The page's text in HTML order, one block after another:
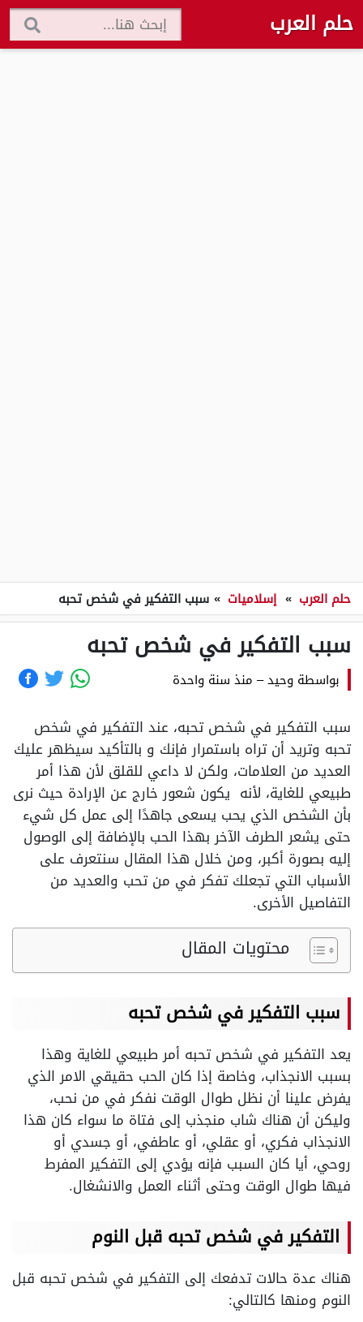
حلم العرب
حلم العرب » إسلاميات » سبب التفكير في شخص تحبه
سبب التفكير في شخص تحبه
بواسطة وحيد– منذ سنة واحدة
سبب التفكير في شخص تحبه، عند التفكير في شخص
تحبه وتريد أن تراه باستمرار فإنك و بالتأكيد سيظهر عليك
العديد من العلامات، ولكن لا داعي للقلق لأن هذا أمر
طبيعي للغاية، لأنه يكون شعور خارج عن الإرادة حيث نرى
بأن الشخص الذي يحب يسعى جاهدًا إلى عمل كل شيء
حتى يشعر الطرف الآخر بهذا الحب بالإضافة إلى الوصول
إليه بصورة أكبر، ومن خلال هذا المقال سنتعرف على
الأسباب التي تجعلك تفكر في من تحب والعديد من
التفاصيل الأخرى.
محتويات المقال
سبب التفكير في شخص تحبه
يعد التفكير في شخص تحبه أمر طبيعي للغاية وهذا
بسبب الانجذاب، وخاصة إذا كان الحب حقيقي الامر الذي
يفرض علينا أن نظل طوال الوقت نفكر في من نحب،
وليكن أن هناك شاب منجذب إلى فتاة ما سواء كان هذا
الانجذاب فكري، أو عقلي، أو عاطفي، أو جسدي أو
روحي، أيا كان السبب فإنه يؤدي إلى التفكير المفرط
فيها طوال الوقت وحتى أثناء العمل والانشغال.
التفكير في شخص تحبه قبل النوم
هناك عدة حالات تدفعك إلى التفكير في شخص تحبه قبل
النوم ومنها كالتالي: